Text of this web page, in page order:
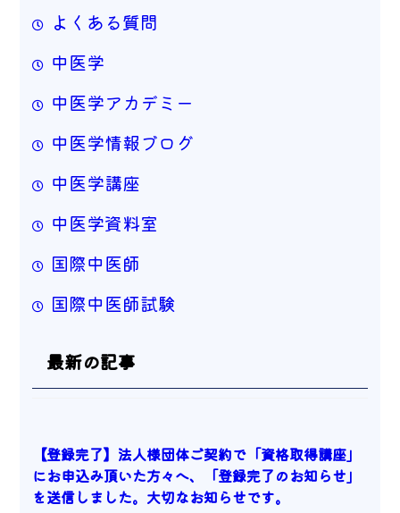
よくある質問
中医学
中医学アカデミー
中医学情報ブログ
中医学講座
中医学資料室
国際中医師
国際中医師試験
最新の記事
【登録完了】法人様団体ご契約で「資格取得講座」
にお申込み頂いた方々へ、「登録完了のお知らせ」
を送信しました。大切なお知らせです。